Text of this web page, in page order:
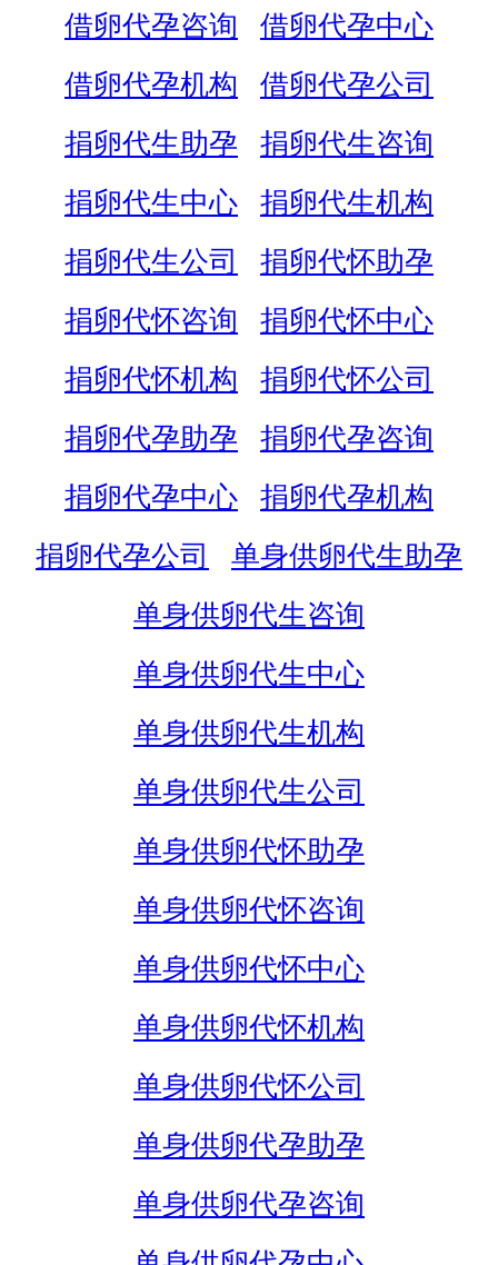
借卵代孕咨询
借卵代孕中心
借卵代孕机构
借卵代孕公司
捐卵代生助孕
捐卵代生咨询
捐卵代生中心
捐卵代生机构
捐卵代生公司
捐卵代怀助孕
捐卵代怀咨询
捐卵代怀中心
捐卵代怀机构
捐卵代怀公司
捐卵代孕助孕
捐卵代孕咨询
捐卵代孕中心
捐卵代孕机构
捐卵代孕公司
单身供卵代生助孕
单身供卵代生咨询
单身供卵代生中心
单身供卵代生机构
单身供卵代生公司
单身供卵代怀助孕
单身供卵代怀咨询
单身供卵代怀中心
单身供卵代怀机构
单身供卵代怀公司
单身供卵代孕助孕
单身供卵代孕咨询